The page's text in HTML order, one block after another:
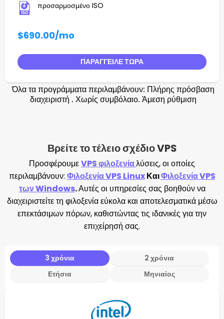
προσαρμοσμένο ISO
$690.00/mo
ΠΑΡΆΓΓΕΙΛΕ ΤΏΡΑ
Όλα τα προγράμματα περιλαμβάνουν: Πλήρης πρόσβαση
διαχειριστή . Χωρίς συμβόλαιο. Άμεση ρύθμιση
Βρείτε το τέλειο σχέδιο VPS
ΠροσφέρουμεVPS φιλοξενίαλύσεις, οι οποίες
περιλαμβάνουν: Φιλοξενία VPS LinuxΚαιΦιλοξενία VPS
των Windows.Αυτές οι υπηρεσίες σας βοηθούν να
διαχειριστείτε τη φιλοξενία εύκολα και αποτελεσματικά μέσω
επεκτάσιμων πόρων, καθιστώντας τις ιδανικές για την
επιχείρησή σας.
3 χρόνια
2 χρόνια
Ετήσια
Μηνιαίος